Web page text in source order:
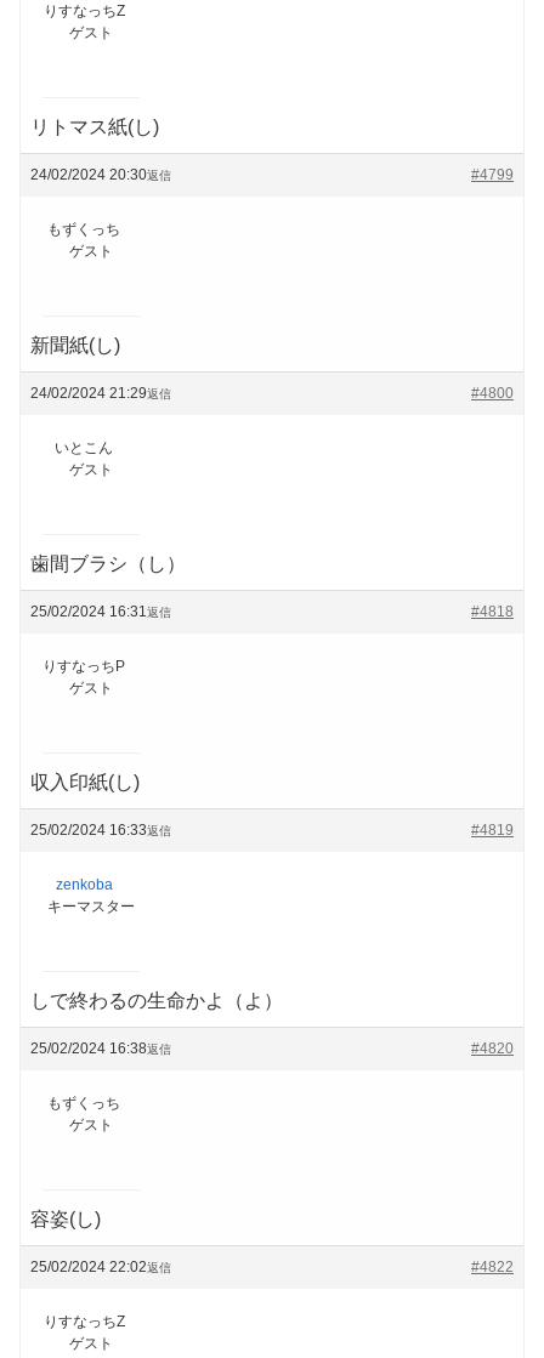
りすなっちZ
ゲスト
リトマス紙(し)
24/02/2024 20:30 #4799
返信
もずくっち
ゲスト
新聞紙(し)
24/02/2024 21:29 #4800
返信
いとこん
ゲスト
歯間ブラシ（し）
25/02/2024 16:31 #4818
返信
りすなっちP
ゲスト
収入印紙(し)
25/02/2024 16:33 #4819
返信
zenkoba
キーマスター
しで終わるの生命かよ（よ）
25/02/2024 16:38 #4820
返信
もずくっち
ゲスト
容姿(し)
25/02/2024 22:02 #4822
返信
りすなっちZ
ゲスト